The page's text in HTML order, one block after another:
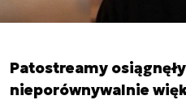
Patostreamy
nieporównywalnie